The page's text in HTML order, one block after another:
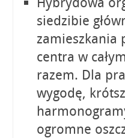
siedzibie
zamieszkania
centra w
razem. Dla
wygodę,
ogromne